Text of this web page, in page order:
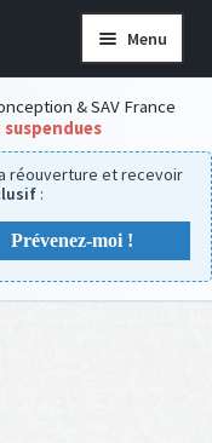
Menu
& SAV France
réouverture et recevoir
: